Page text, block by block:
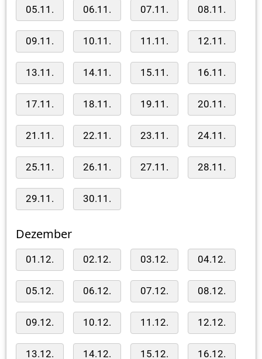
05.11. 06.11. 07.11. 08.11.
09.11. 10.11. 11.11. 12.11.
13.11. 14.11. 15.11. 16.11.
17.11. 18.11. 19.11. 20.11.
21.11. 22.11. 23.11. 24.11.
25.11. 26.11. 27.11. 28.11.
29.11. 30.11.
Dezember
01.12. 02.12. 03.12. 04.12.
05.12. 06.12. 07.12. 08.12.
09.12. 10.12. 11.12. 12.12.
13.12. 14.12. 15.12. 16.12.